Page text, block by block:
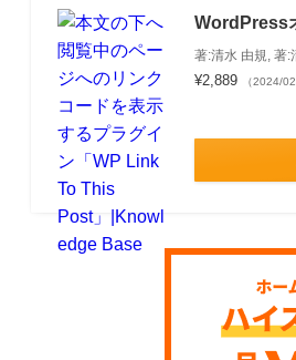
WordPress
著:清水 由規, 著:
¥2,889 （2024/